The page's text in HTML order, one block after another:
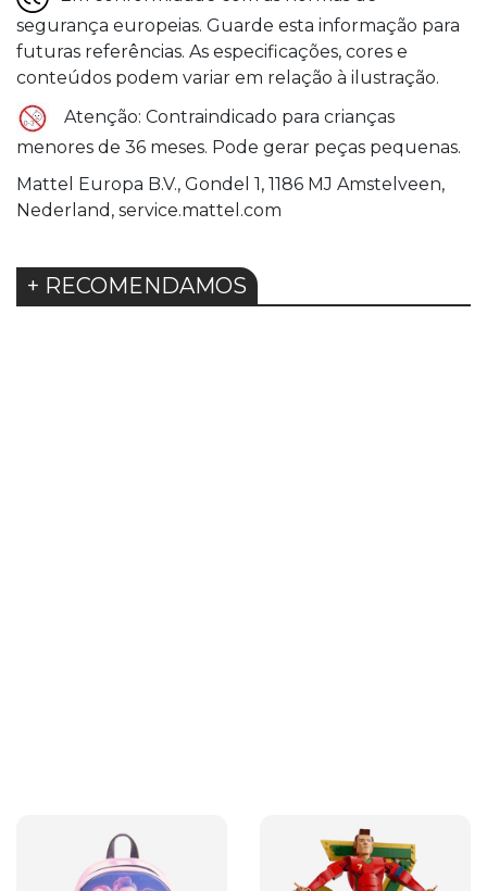
segurança europeias. Guarde esta informação para
futuras referências. As especificações, cores e
conteúdos podem variar em relação à ilustração.
Atenção: Contraindicado para crianças
menores de 36 meses. Pode gerar peças pequenas.
Mattel Europa B.V., Gondel 1, 1186 MJ Amstelveen,
Nederland, service.mattel.com
+ RECOMENDAMOS